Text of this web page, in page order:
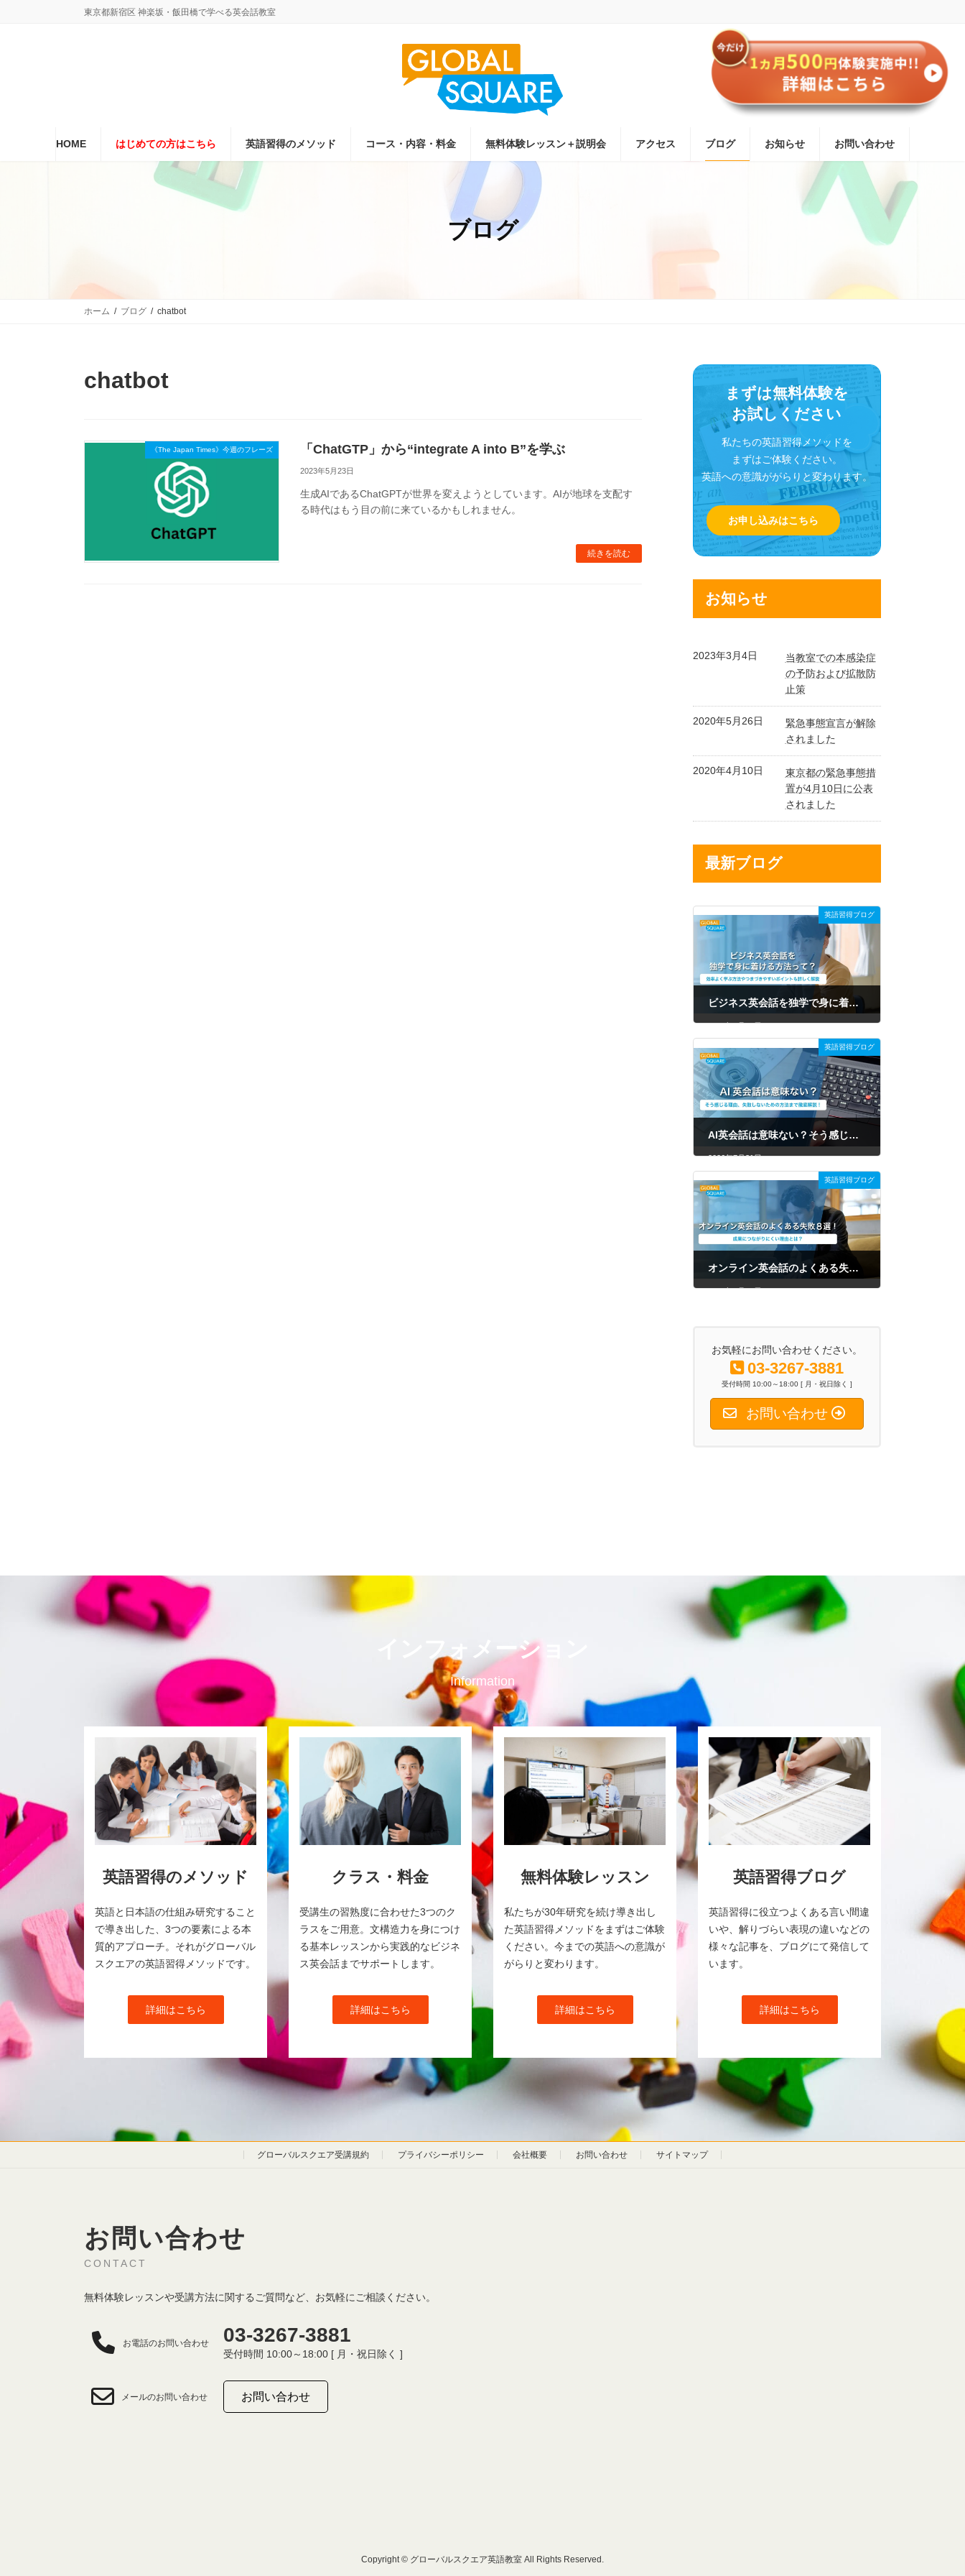
東京都新宿区 神楽坂・飯田橋で学べる英会話教室
HOME はじめての方はこちら 英語習得のメソッド コース・内容・料金 無料体験レッスン＋説明会 アクセス ブログ お知らせ お問い合わせ
ブログ
ホーム ブログ chatbot
chatbot
《The Japan Times》今週のフレーズ 「ChatGTP」から“integrate A into B”を学ぶ
2023年5月23日
生成AIであるChatGPTが世界を変えようとしています。AIが地球を支配す
る時代はもう目の前に来ているかもしれません。
続きを読む
まずは無料体験を
お試しください
私たちの英語習得メソッドを
まずはご体験ください。
英語への意識ががらりと変わります。
お申し込みはこちら
お知らせ
2023年3月4日
当教室での本感染症
の予防および拡散防
止策
2020年5月26日
緊急事態宣言が解除
されました
2020年4月10日
東京都の緊急事態措
置が4月10日に公表
されました
最新ブログ
英語習得ブログ
ビジネス英会話を独学で身に着ける方法って？効率よく学ぶ方法やつまづきやすいポイントも詳しく解説
2026年7月31日
英語習得ブログ
AI英会話は意味ない？そう感じる理由、失敗しないための方法まで徹底解説！
2026年7月31日
英語習得ブログ
オンライン英会話のよくある失敗8選！原因や後悔しない選び方を徹底解説
2026年6月26日
お気軽にお問い合わせください。
03-3267-3881
受付時間 10:00～18:00 [ 月・祝日除く ]
お問い合わせ
インフォメーション
Information
英語習得のメソッド
英語と日本語の仕組み研究すること
で導き出した、3つの要素による本
質的アプローチ。それがグローバル
スクエアの英語習得メソッドです。
詳細はこちら
クラス・料金
受講生の習熟度に合わせた3つのク
ラスをご用意。文構造力を身につけ
る基本レッスンから実践的なビジネ
ス英会話までサポートします。
詳細はこちら
無料体験レッスン
私たちが30年研究を続け導き出し
た英語習得メソッドをまずはご体験
ください。今までの英語への意識が
がらりと変わります。
詳細はこちら
英語習得ブログ
英語習得に役立つよくある言い間違
いや、解りづらい表現の違いなどの
様々な記事を、ブログにて発信して
います。
詳細はこちら
グローバルスクエア受講規約 プライバシーポリシー 会社概要 お問い合わせ サイトマップ
お問い合わせ
CONTACT
無料体験レッスンや受講方法に関するご質問など、お気軽にご相談ください。
お電話のお問い合わせ 03-3267-3881
受付時間 10:00～18:00 [ 月・祝日除く ]
メールのお問い合わせ お問い合わせ
Copyright © グローバルスクエア英語教室 All Rights Reserved.